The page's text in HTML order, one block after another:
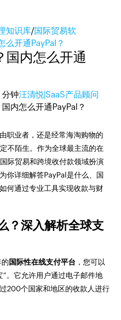
知识库/国际贸易软
么开通PayPal？
国内怎么开通
分钟汪清悦|SaaS产品顾问
职业者，还是经常海淘购物的
不陌生。作为全球最主流的在
际贸易和跨境收付款领域扮演
你详细解答PayPal是什么、国
何通过专业工具实现收款与财
？深入解析全球支
国际性在线支付平台 ，您可以
。它允许用户通过电子邮件地
200个国家和地区的收款人进行